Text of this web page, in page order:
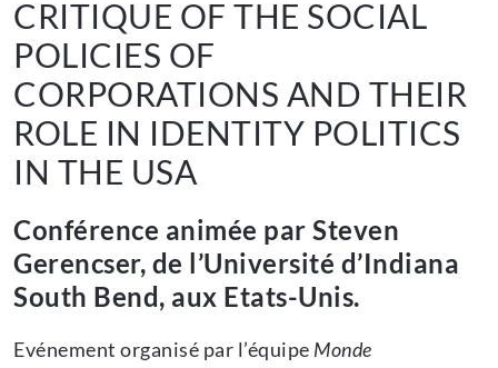
CRITIQUE OF THE SOCIAL
POLICIES OF
CORPORATIONS AND THEIR
ROLE IN IDENTITY POLITICS
IN THE USA
Conférence animée par Steven
Gerencser, de l’Université d’Indiana
South Bend, aux Etats-Unis.
Evénement organisé par l’équipe Monde